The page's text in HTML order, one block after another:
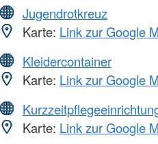
Jugendrotkreuz
Karte: Link zur Google
Kleidercontainer
Karte: Link zur Google
Karte: Link zur Google